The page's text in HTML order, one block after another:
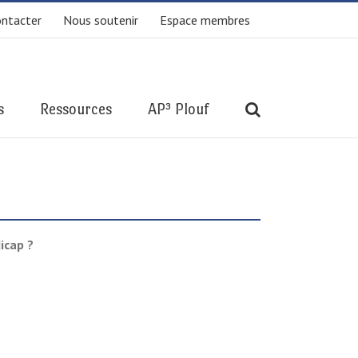
Nous soutenir Espace membres
Ressources AP³ Plouf
?